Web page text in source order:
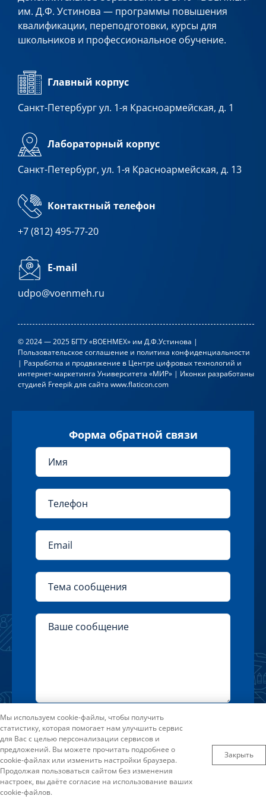
им. Д.Ф. Устинова — программы повышения
квалификации, переподготовки, курсы для
школьников и профессиональное обучение.
Главный корпус
Санкт-Петербург ул. 1-я Красноармейская, д. 1
Лабораторный корпус
Санкт-Петербург, ул. 1-я Красноармейская, д. 13
Контактный телефон
+7 (812) 495-77-20
E-mail
udpo@voenmeh.ru
© 2024 — 2025 БГТУ «ВОЕНМЕХ» им Д.Ф.Устинова |
Пользовательское соглашение и политика конфиденциальности
| Разработка и продвижение в Центре цифровых технологий и
интернет-маркетинга Университета «МИР» | Иконки разработаны
студией Freepikдля сайта www.flaticon.com
Форма обратной связи
Нажимая на кнопку «Отправить» Вы
соглашаетесь с условиями
Пользовательского соглашения
Мы используем cookie-файлы, чтобы получить
статистику, которая помогает нам улучшить сервис
для Вас с целью персонализации сервисов и
предложений. Вы можете прочитать подробнее о
cookie-файлах или изменить настройки браузера.
Продолжая пользоваться сайтом без изменения
настроек, вы даёте согласие на использование ваших
cookie-файлов.
Закрыть